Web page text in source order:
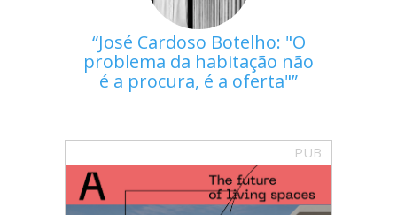
José Cardoso Botelho: "O
problema da habitação não
é a procura, é a oferta"
PUB